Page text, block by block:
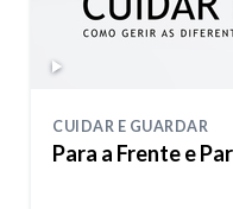
CUIDAR E GUARDAR
Para a Frente e